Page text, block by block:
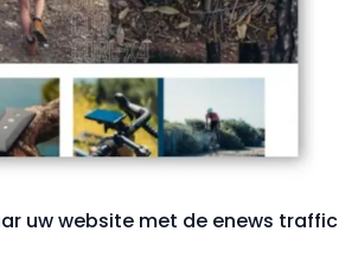
uw website met de enews traffic